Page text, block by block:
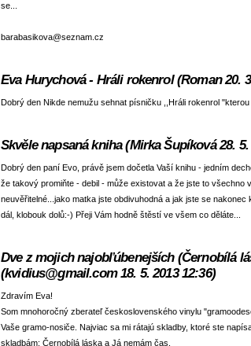
se...
barabasikova@seznam.cz
Eva Hurychová - Hráli rokenrol (Roman 20.
Dobrý den Nikde nemužu sehnat písničku ,,Hráli rokenrol
Skvěle napsaná kniha (Mirka Šupíková 28. 5.
Dobrý den paní Evo, právě jsem dočetla Vaší knihu - jedním
že takový promiňte - debil - může existovat a že jste to všechno
neuvěřitelné...jako matka jste obdivuhodná a jak jste se nakonec
dál, klobouk dolů:-) Přeji Vám hodně štěstí ve všem co děláte...
Dve z mojich najobľúbenejších (Černobílá
(kvidius@gmail.com 18. 5. 2013 12:36)
Zdravím Eva!
Som mnohoročný zberateľ československého vinylu
Vaše gramo-nosiče. Najviac sa mi rátajú skladby, ktoré ste
skladbám: Černobílá láska a Já nemám čas.